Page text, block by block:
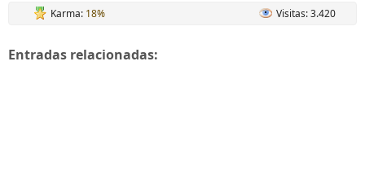
Karma: 18% Visitas: 3.420
Entradas relacionadas: